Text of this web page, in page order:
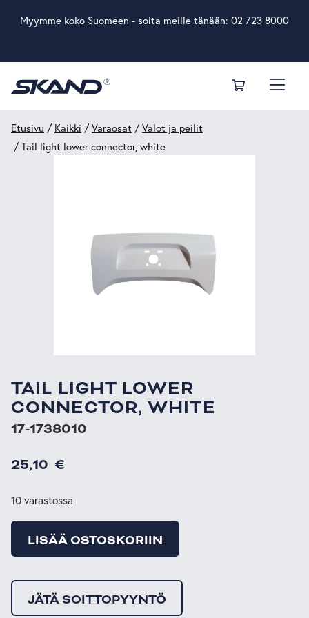
Myymme koko Suomeen - soita meille tänään: 02 723 8000
Etusivu / Kaikki /Varaosat /Valot ja peilit
/ Tail light lower connector, white
TAIL LIGHT LOWER
CONNECTOR, WHITE
17-1738010
25,10 €
10 varastossa
LISÄÄ OSTOSKORIIN
JÄTÄ SOITTOPYYNTÖ